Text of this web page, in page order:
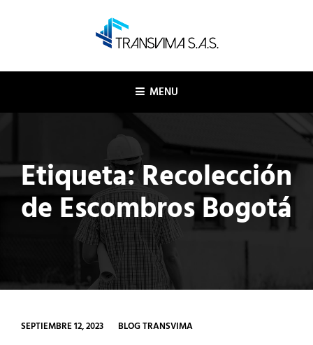
TRANSVIMA SAS
Logística y transporte
MENU
Etiqueta:Recolección
de Escombros Bogotá
SEPTIEMBRE 12, 2023 CATEGORIES
BLOG TRANSVIMA